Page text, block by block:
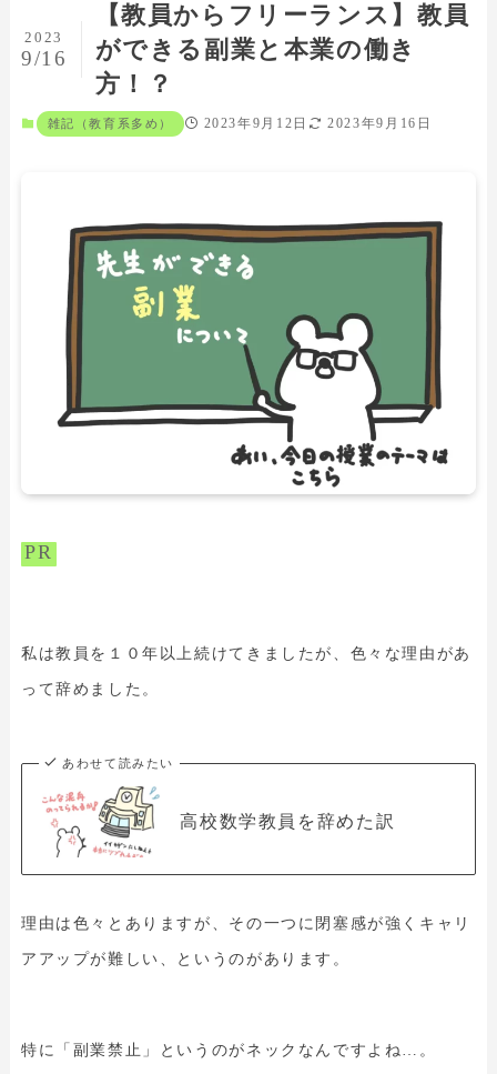
【教員からフリーランス】教員
ができる副業と本業の働き
方！？
2023
9/16
雑記（教育系多め） 2023年9月12日 2023年9月16日
PR
私は教員を１０年以上続けてきましたが、色々な理由があ
って辞めました。
あわせて読みたい
高校数学教員を辞めた訳
理由は色々とありますが、その一つに閉塞感が強くキャリ
アアップが難しい、というのがあります。
特に「副業禁止」というのがネックなんですよね…。